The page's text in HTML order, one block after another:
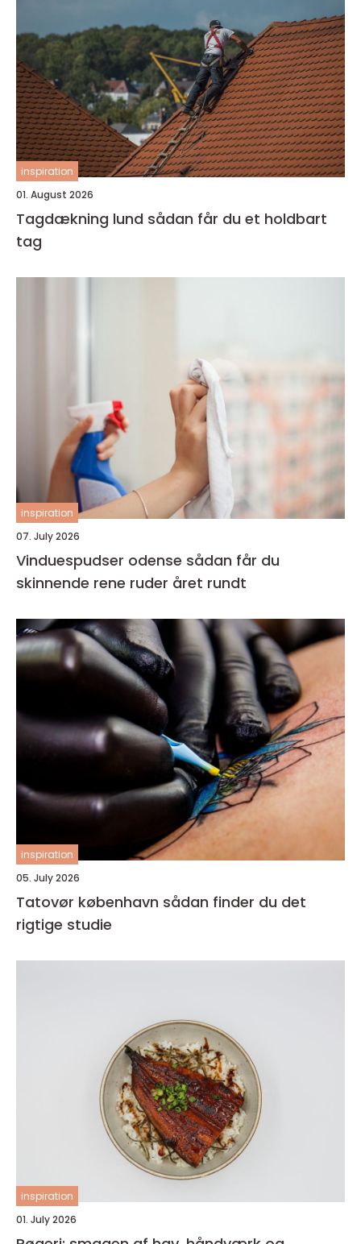
inspiration
01. August 2026
Tagdækning lund sådan får du et holdbart
tag
inspiration
07. July 2026
Vinduespudser odense sådan får du
skinnende rene ruder året rundt
inspiration
05. July 2026
Tatovør københavn sådan finder du det
rigtige studie
inspiration
01. July 2026